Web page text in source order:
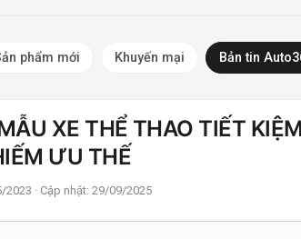
phẩm mới Khuyến mại Bản tin
XE THỂ THAO TIẾT
ƯU THẾ
· Cập nhật: 29/09/2025